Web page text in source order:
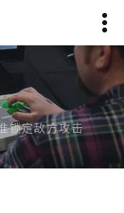
锁定敌方攻击